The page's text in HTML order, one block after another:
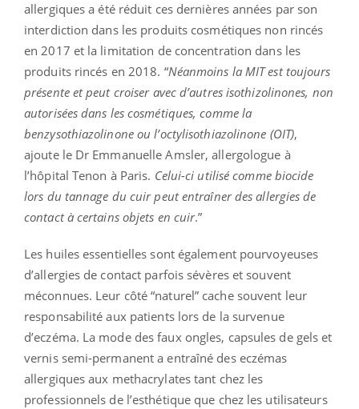
allergiques a été réduit ces dernières années par son
interdiction dans les produits cosmétiques non rincés
en 2017 et la limitation de concentration dans les
produits rincés en 2018. “Néanmoins la MIT est toujours
présente et peut croiser avec d’autres isothizolinones, non
autorisées dans les cosmétiques, comme la
benzysothiazolinone ou l’octylisothiazolinone (OIT),
ajoute le Dr Emmanuelle Amsler, allergologue à
l’hôpital Tenon à Paris. Celui-ci utilisé comme biocide
lors du tannage du cuir peut entraîner des allergies de
contact à certains objets en cuir.”
Les huiles essentielles sont également pourvoyeuses
d’allergies de contact parfois sévères et souvent
méconnues. Leur côté “naturel” cache souvent leur
responsabilité aux patients lors de la survenue
d’eczéma. La mode des faux ongles, capsules de gels et
vernis semi-permanent a entraîné des eczémas
allergiques aux methacrylates tant chez les
professionnels de l’esthétique que chez les utilisateurs